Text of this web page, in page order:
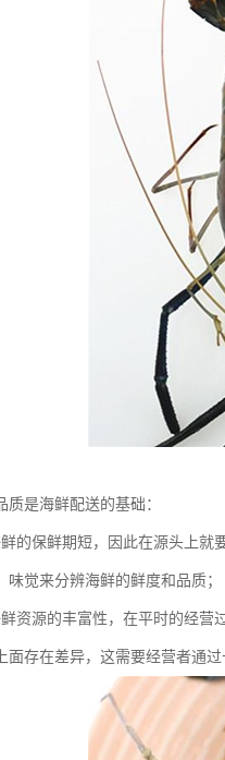
质是海鲜配送的基础：
的保鲜期短，因此在源头上就
味觉来分辨海鲜的鲜度和品质；
资源的丰富性，在平时的经营
面存在差异，这需要经营者通